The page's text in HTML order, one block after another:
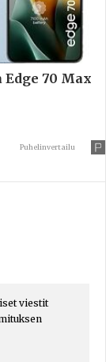
70 Max
Puhelinvertailu
viestit